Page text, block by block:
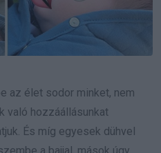
az élet sodor minket, nem
való hozzáállásunkat
És míg egyesek dühvel